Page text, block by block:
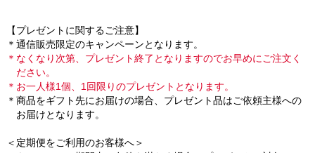
【プレゼントに関するご注意】
＊通信販売限定のキャンペーンとなります。
＊なくなり次第、プレゼント終了となりますのでお早めにご注文く
ださい。
＊お一人様1個、1回限りのプレゼントとなります。
＊商品をギフト先にお届けの場合、プレゼント品はご依頼主様への
お届けとなります。
＜定期便をご利用のお客様へ＞